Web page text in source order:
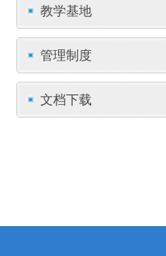
教学基地
管理制度
文档下载